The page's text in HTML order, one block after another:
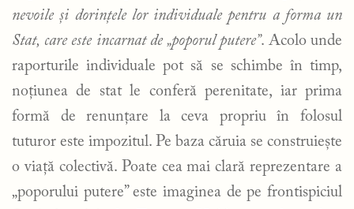
nevoile și dorințele lor individuale pentru a forma un
Stat, care este incarnat de „poporul putere”. Acolo unde
raporturile individuale pot să se schimbe în timp,
noțiunea de stat le conferă perenitate, iar prima
formă de renunțare la ceva propriu în folosul
tuturor este impozitul. Pe baza căruia se construiește
o viață colectivă. Poate cea mai clară reprezentare a
„poporului putere” este imaginea de pe frontispiciul